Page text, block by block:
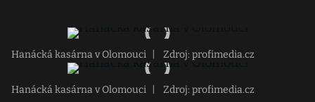
Hanácká kasárna v Olomouci Zdroj: profimedia.cz
Hanácká kasárna v Olomouci Zdroj: profimedia.cz